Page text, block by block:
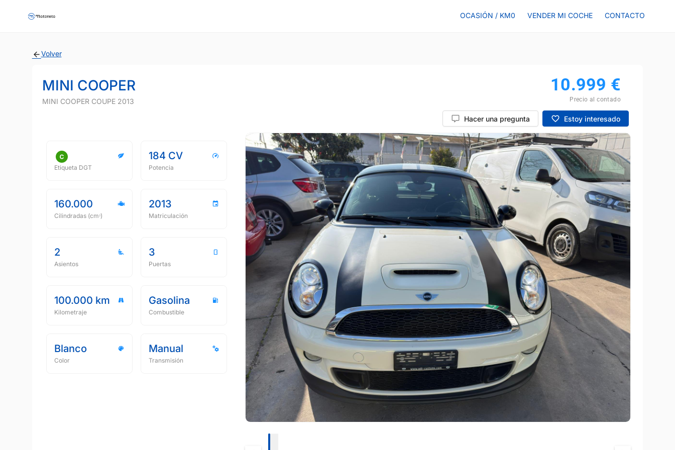
OCASIÓN / KM0 VENDER MI COCHE CONTACTO
Volver
MINI COOPER
MINI COOPER COUPE 2013
10.999 €
Precio al contado
Hacer una pregunta Estoy interesado
Etiqueta DGT
184 CV
Potencia
160.000
Cilindradas (cmᵌ)
2013
Matriculación
2
Asientos
3
Puertas
100.000 km
Kilometraje
Gasolina
Combustible
Blanco
Color
Manual
Transmisión